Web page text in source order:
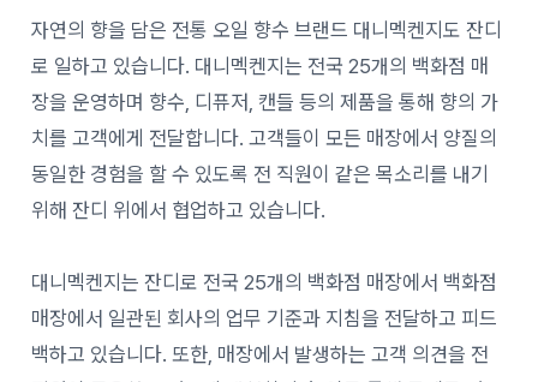
자연의 향을 담은 전통 오일 향수 브랜드 대니멕켄지도 잔디
로 일하고 있습니다. 대니멕켄지는 전국 25개의 백화점 매
장을 운영하며 향수, 디퓨저, 캔들 등의 제품을 통해 향의 가
치를 고객에게 전달합니다. 고객들이 모든 매장에서 양질의
동일한 경험을 할 수 있도록 전 직원이 같은 목소리를 내기
위해 잔디 위에서 협업하고 있습니다.
대니멕켄지는 잔디로 전국 25개의 백화점 매장에서 백화점
매장에서 일관된 회사의 업무 기준과 지침을 전달하고 피드
백하고 있습니다. 또한, 매장에서 발생하는 고객 의견을 전